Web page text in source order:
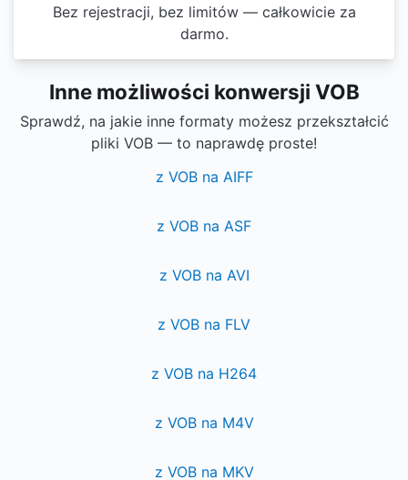
Bez rejestracji, bez limitów — całkowicie za
darmo.
Inne możliwości konwersji VOB
Sprawdź, na jakie inne formaty możesz przekształcić
pliki VOB — to naprawdę proste!
z VOB na AIFF
z VOB na ASF
z VOB na AVI
z VOB na FLV
z VOB na H264
z VOB na M4V
z VOB na MKV